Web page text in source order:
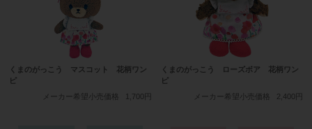
くまのがっこう マスコット 花柄ワン
ピ
メーカー希望小売価格
1,700円
くまのがっこう ローズボア 花柄ワン
ピ
メーカー希望小売価格
2,400円